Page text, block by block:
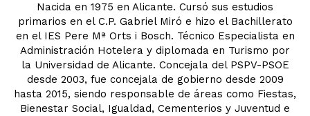
Nacida en 1975 en Alicante. Cursó sus estudios
primarios en el C.P. Gabriel Miró e hizo el Bachillerato
en el IES Pere Mª Orts i Bosch. Técnico Especialista en
Administración Hotelera y diplomada en Turismo por
la Universidad de Alicante. Concejala del PSPV-PSOE
desde 2003, fue concejala de gobierno desde 2009
hasta 2015, siendo responsable de áreas como Fiestas,
Bienestar Social, Igualdad, Cementerios y Juventud e